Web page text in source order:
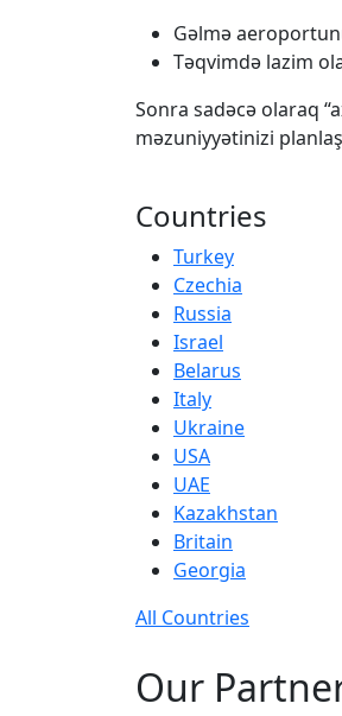
Gəlmə
Təqvimdə lazim
Sonra sadəcə olaraq
məzuniyyətinizi
Countries
Turkey
Czechia
Russia
Israel
Belarus
Italy
Ukraine
USA
UAE
Kazakhstan
Britain
Georgia
All Countries
Our